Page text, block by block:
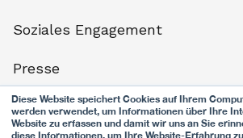
Diese Website speichert Cookies auf Ihrem
werden verwendet, um Informationen über Ihre
Website zu erfassen und damit wir uns an Sie
diese Informationen, um Ihre Website-Erfahrung
Soziales Engagement
Presse
Datenschutz